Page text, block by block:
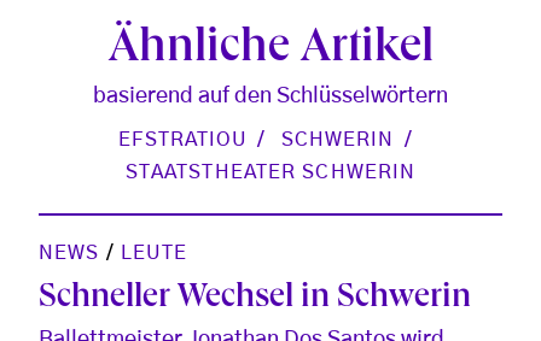
Ähnliche Artikel
basierend auf den Schlüsselwörtern
EFSTRATIOU
SCHWERIN
STAATSTHEATER SCHWERIN
NEWS / LEUTE
Schneller Wechsel in Schwerin